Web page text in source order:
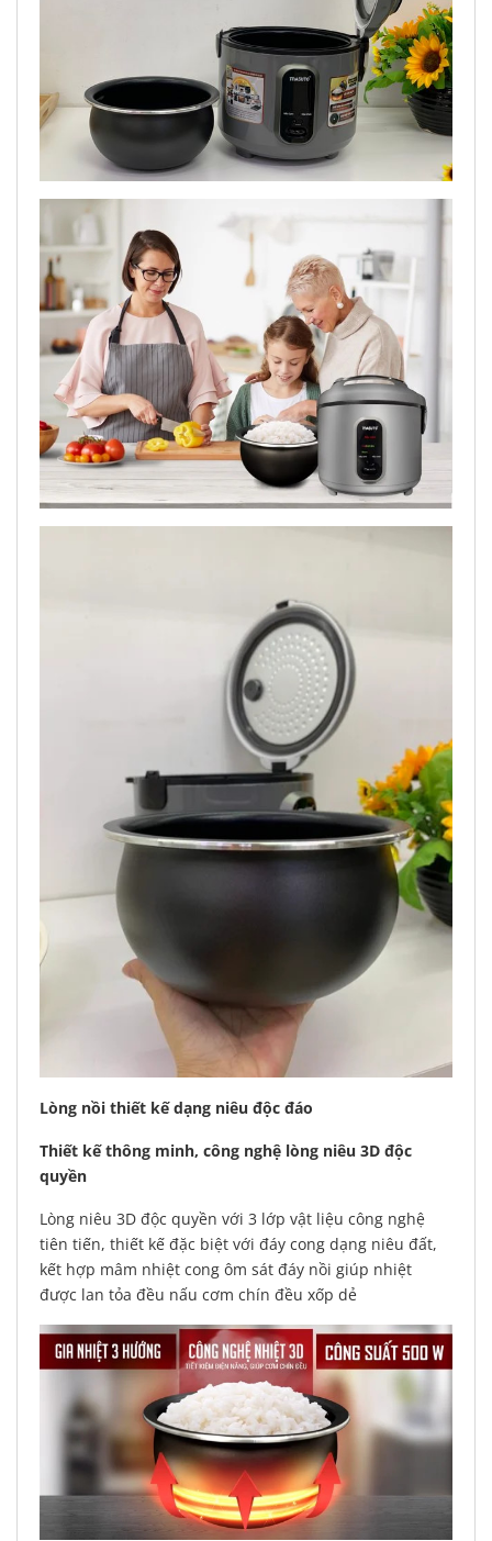
Lòng nồi thiết kế dạng niêu độc đáo
Thiết kế thông minh, công nghệ lòng niêu 3D độc
quyền
Lòng niêu 3D độc quyền với 3 lớp vật liệu công nghệ
tiên tiến, thiết kế đặc biệt với đáy cong dạng niêu đất,
kết hợp mâm nhiệt cong ôm sát đáy nồi giúp nhiệt
được lan tỏa đều nấu cơm chín đều xốp dẻ